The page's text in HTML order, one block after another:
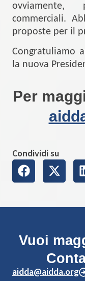
ovviamente,
commerciali.
proposte per il
Congratuliamo
la nuova
Per
Condividi su
Vuoi
aidda@aidda.org